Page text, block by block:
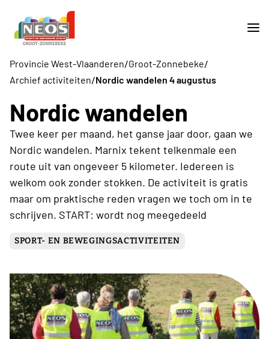
Provincie West-Vlaanderen/Groot-Zonnebeke/
Archief activiteiten/Nordic wandelen 4 augustus
Nordic wandelen
Twee keer per maand, het ganse jaar door, gaan we
Nordic wandelen. Marnix tekent telkenmale een
route uit van ongeveer 5 kilometer. Iedereen is
welkom ook zonder stokken. De activiteit is gratis
maar om praktische reden vragen we toch om in te
schrijven. START: wordt nog meegedeeld
SPORT- EN BEWEGINGSACTIVITEITEN